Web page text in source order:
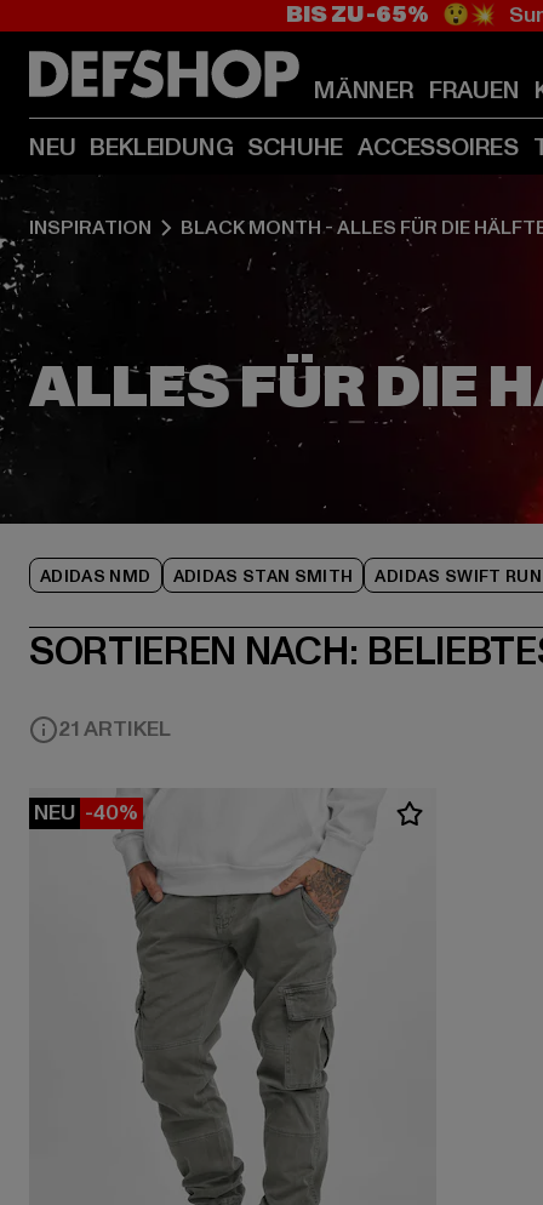
BIS ZU -65% 😲💥
MÄNNER FRAUEN
NEU BEKLEIDUNG SCHUHE ACCESSOIRES
INSPIRATION BLACK MONTH - ALLES FÜR DIE
ADIDAS NMD ADIDAS STAN SMITH ADIDAS SWIFT RUN
SORTIEREN NACH:
21 ARTIKEL
NEU -40%